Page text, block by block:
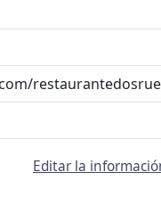
Editar la